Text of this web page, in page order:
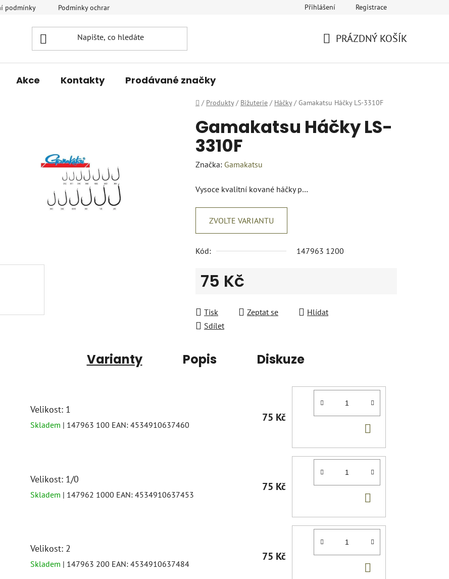
podmínky Podmínky ochrany osobních údajů Provozovatel a fakturační údaje
Přihlášení Registrace
PRÁZDNÝ KOŠÍK
Akce Kontakty Prodávané značky
Domů
/ Produkty / Bižuterie / Háčky / Gamakatsu Háčky LS-3310F
Gamakatsu Háčky LS-
3310F
Značka: Gamakatsu
Vysoce kvalitní kované háčky p…
ZVOLTE VARIANTU
Kód: 147963 1200
75 Kč
Tisk
Zeptat se
Hlídat
Sdílet
Varianty Popis Diskuze
Velikost: 1
Skladem | 147963 100 EAN: 4534910637460
75 Kč
Velikost: 1/0
Skladem | 147962 1000 EAN: 4534910637453
75 Kč
Velikost: 2
Skladem | 147963 200 EAN: 4534910637484
75 Kč